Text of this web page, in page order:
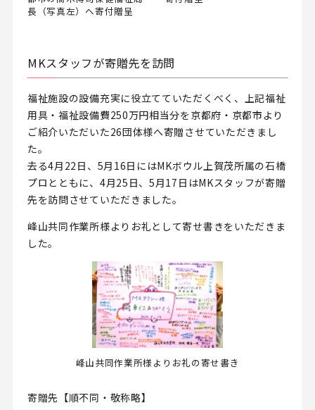
長（写真左）へ寄付贈呈
MKスタッフが寄贈先を訪問
福祉施設の設備充実に役立てていただくべく、上記福祉
用具・福祉設備費250万円相当分を京都府・京都市より
ご紹介いただいた26団体様へ寄贈させていただきまし
た。
去る4月22日、5月16日にはMKボウル上賀茂所属の石橋
プロとともに、4月25日、5月17日はMKスタッフが寄贈
先を訪問させていただきました。
峰山共同作業所様よりお礼として寄せ書きをいただきま
した。
峰山共同作業所様よりお礼の寄せ書き
寄贈先【順不同・敬称略】